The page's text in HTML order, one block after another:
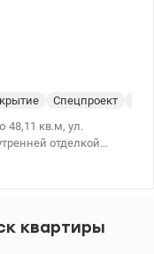
Спецпроект
48,11 кв.м, ул.
отделкой
75000 у.е.
квартиры